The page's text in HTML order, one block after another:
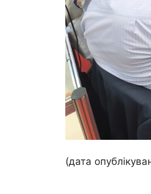
(дата